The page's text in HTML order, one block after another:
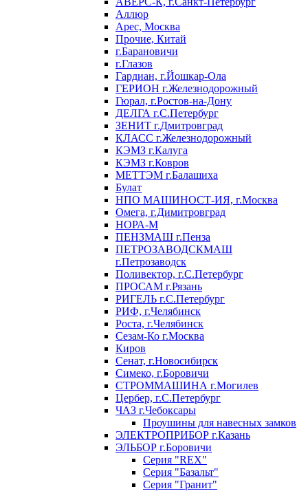
Аллюр
Арес, Москва
Прочие, Китай
г.Барановичи
г.Глазов
Гардиан, г.Йошкар-Ола
ГЕРИОН г.Железнодорожный
Гюрал, г.Ростов-на-Дону
ДЕЛГА г.С.Петербург
ЗЕНИТ г.Дмитровград
КЛАСС г.Железнодорожный
КЭМЗ г.Калуга
КЭМЗ г.Ковров
МЕТТЭМ г.Балашиха
Булат
НПО МАШИНОСТ-ИЯ, г.Москва
Омега, г.Димитровград
НОРА-М
ПЕНЗМАШ г.Пенза
ПЕТРОЗАВОДСКМАШ
г.Петрозаводск
Поливектор, г.С.Петербург
ПРОСАМ г.Рязань
РИГЕЛЬ г.С.Петербург
РИФ, г.Челябинск
Роста, г.Челябинск
Сезам-Ко г.Москва
Киров
Сенат, г.Новосибирск
Симеко, г.Боровичи
СТРОММАШИНА г.Могилев
Цербер, г.С.Петербург
ЧАЗ г.Чебоксары
Проушины для навесных замков
ЭЛЕКТРОПРИБОР г.Казань
ЭЛЬБОР г.Боровичи
Серия "REX"
Серия "Базальт"
Серия "Гранит"